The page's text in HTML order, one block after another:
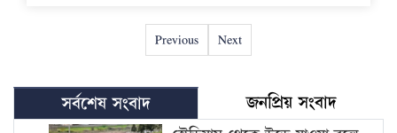
Previous Next
সর্বশেষ সংবাদ জনপ্রিয় সংবাদ